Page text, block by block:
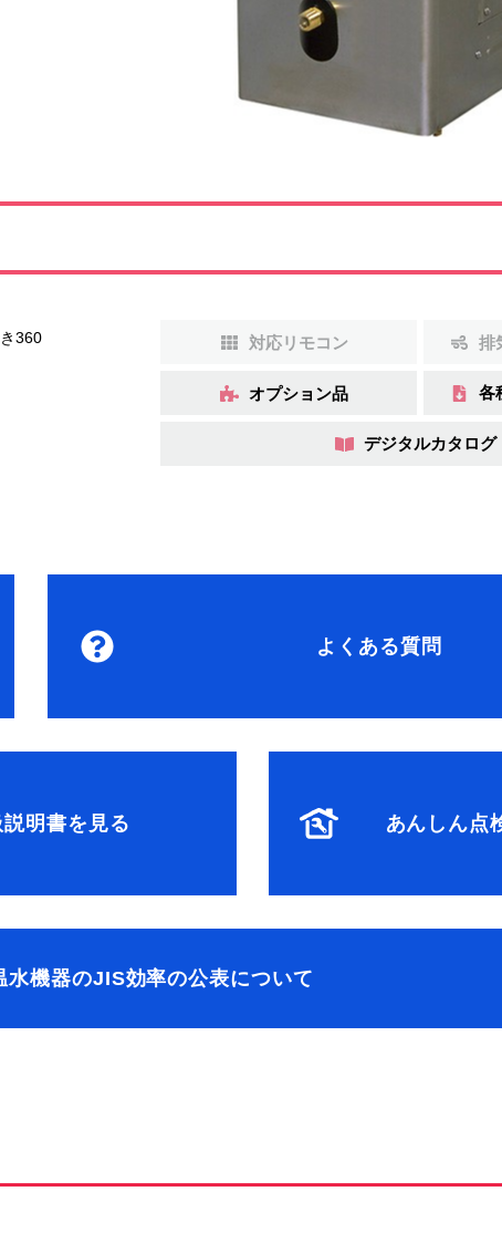
360
対応リモコン 排
オプション品 各
デジタルカタログ
よくある質問
明書を見る あんしん点
水機器のJIS効率の公表について